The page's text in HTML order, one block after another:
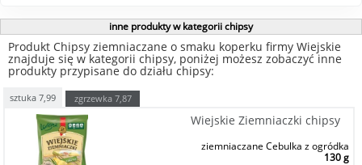
inne produkty w kategorii chipsy
Produkt Chipsy ziemniaczane o smaku koperku firmy Wiejskie
znajduje się w kategorii chipsy, poniżej możesz zobaczyć inne
produkty przypisane do działu chipsy:
sztuka 7,99 zgrzewka 7,87
Wiejskie Ziemniaczki chipsy
ziemniaczane Cebulka z ogródka
130 g